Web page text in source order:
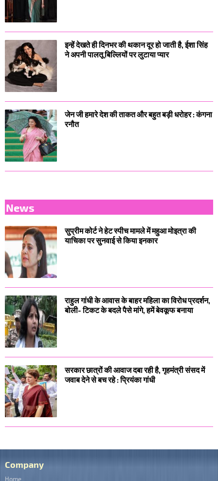
इन्हें देखते ही दिनभर की थकान दूर हो जाती है, ईशा सिंह
ने अपनी पालतू बिल्लियों पर लुटाया प्यार
जेन जी हमारे देश की ताकत और बहुत बड़ी धरोहर : कंगना
रनौत
News
सुप्रीम कोर्ट ने हेट स्पीच मामले में महुआ मोइत्रा की
याचिका पर सुनवाई से किया इनकार
राहुल गांधी के आवास के बाहर महिला का विरोध प्रदर्शन,
बोली- टिकट के बदले पैसे मांगे, हमें बेवकूफ बनाया
सरकार छात्रों की आवाज दबा रही है, गृहमंत्री संसद में
जवाब देने से बच रहे : प्रियंका गांधी
Company
Home